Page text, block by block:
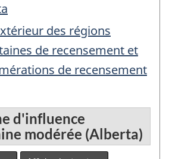
des régions
de recensement et
de recensement
d'influence
modérée (Alberta)